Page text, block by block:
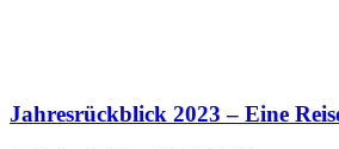
Jahresrückblick 2023 – Eine